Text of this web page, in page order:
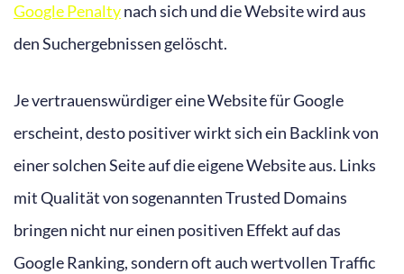
Google Penaltynach sich und die Website wird aus
den Suchergebnissen gelöscht.
Je vertrauenswürdiger eine Website für Google
erscheint, desto positiver wirkt sich ein Backlink von
einer solchen Seite auf die eigene Website aus. Links
mit Qualität von sogenannten Trusted Domains
bringen nicht nur einen positiven Effekt auf das
Google Ranking, sondern oft auch wertvollen Traffic